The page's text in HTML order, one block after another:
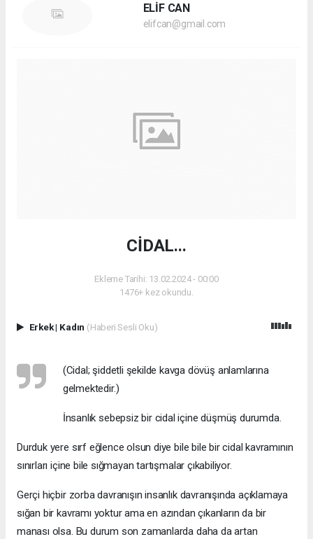
ELİF CAN
elifcan@gmail.com
CİDAL...
Ekleme Tarihi: 13.02.2024 - 00:00
1476+ kez okundu.
Erkek| Kadın (Haberi Sesli Oku)
(Cidal; şiddetli şekilde kavga dövüş anlamlarına
gelmektedir.)
İnsanlık sebepsiz bir cidal içine düşmüş durumda.
Durduk yere sırf eğlence olsun diye bile bile bir cidal kavramının
sınırları içine bile sığmayan tartışmalar çıkabiliyor.
Gerçi hiçbir zorba davranışın insanlık davranışında açıklamaya
sığan bir kavramı yoktur ama en azından çıkanların da bir
manası olsa. Bu durum son zamanlarda daha da artan